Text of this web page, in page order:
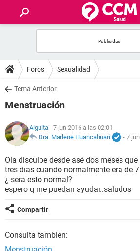
FOROS
SALUD
NUTRICIÓN
BIENESTAR
SEXUALIDAD
GLOSARIO
Foros Sexualidad
Tema Anterior
Menstruación
Alguita - 7 jun 2016 a las 02:01
Dra. Marlene Huancahuari
- 7
Ola disculpe desde asé dos meses
tres días cuando normalmente era de
¿ sera esto normal?
espero q me puedan ayudar..saludos
Compartir
Consulta también: